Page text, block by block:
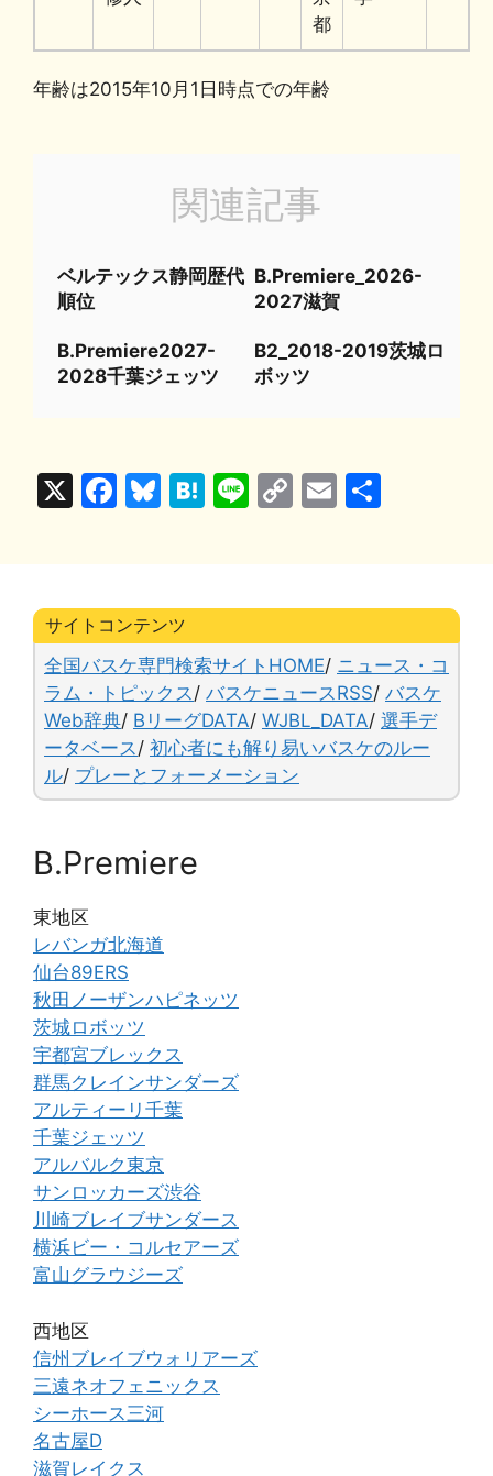
都
年齢は2015年10月1日時点での年齢
関連記事
ベルテックス静岡歴代
順位
B.Premiere_2026-
2027滋賀
B.Premiere2027-
2028千葉ジェッツ
B2_2018-2019茨城ロ
ボッツ
X
F
b
o
o
k
Bl
k
y
H
Li C
n
k
E
サイトコンテンツ
全国バスケ専門検索サイトHOME/ ニュース・コ
ラム・トピックス/ バスケニュースRSS/ バスケ
Web辞典/ BリーグDATA/ WJBL_DATA/ 選手デ
ータベース/ 初心者にも解り易いバスケのルー
ル/ プレーとフォーメーション
B.Premiere
東地区
レバンガ北海道
仙台89ERS
秋田ノーザンハピネッツ
茨城ロボッツ
宇都宮ブレックス
群馬クレインサンダーズ
アルティーリ千葉
千葉ジェッツ
アルバルク東京
サンロッカーズ渋谷
川崎ブレイブサンダース
横浜ビー・コルセアーズ
富山グラウジーズ
西地区
信州ブレイブウォリアーズ
三遠ネオフェニックス
シーホース三河
名古屋D
滋賀レイクス